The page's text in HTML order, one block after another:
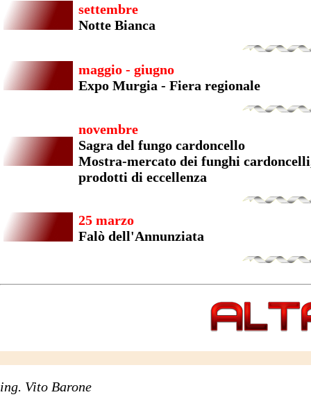
settembre
Notte Bianca
maggio - giugno
Expo Murgia - Fiera regionale
novembre
Sagra del fungo cardoncello
Mostra-mercato dei funghi
prodotti di eccellenza
25 marzo
Falò dell'Annunziata
ing. Vito Barone